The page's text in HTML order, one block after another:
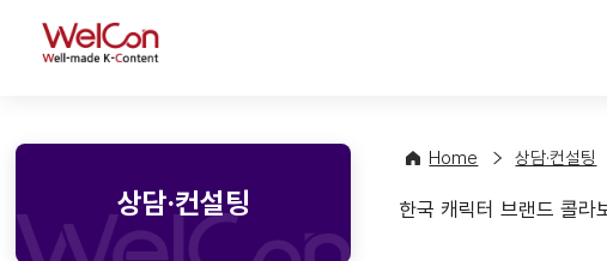
WelCon
상담·컨설팅
Home 상담·컨설팅
기업정보
한국 캐릭터 브랜드 콜라